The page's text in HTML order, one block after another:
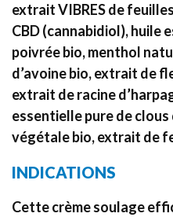
extrait VIBRES de
CBD (cannabidiol), huile
poivrée bio, menthol
d’avoine bio, extrait de
extrait de racine
essentielle pure de
végétale bio, extrait de
INDICATIONS
Cette crème soulage